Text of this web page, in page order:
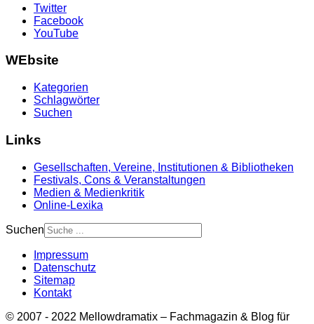
Twitter
Facebook
YouTube
WEbsite
Kategorien
Schlagwörter
Suchen
Links
Gesellschaften, Vereine, Institutionen & Bibliotheken
Festivals, Cons & Veranstaltungen
Medien & Medienkritik
Online-Lexika
Suchen
Impressum
Datenschutz
Sitemap
Kontakt
© 2007 - 2022 Mellowdramatix – Fachmagazin & Blog für